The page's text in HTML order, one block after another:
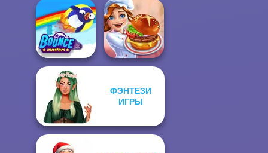
Cooking
Madness
Bubble Shooter
Butterfly
Bouncemasters
ФЭНТЕЗИ
ИГРЫ